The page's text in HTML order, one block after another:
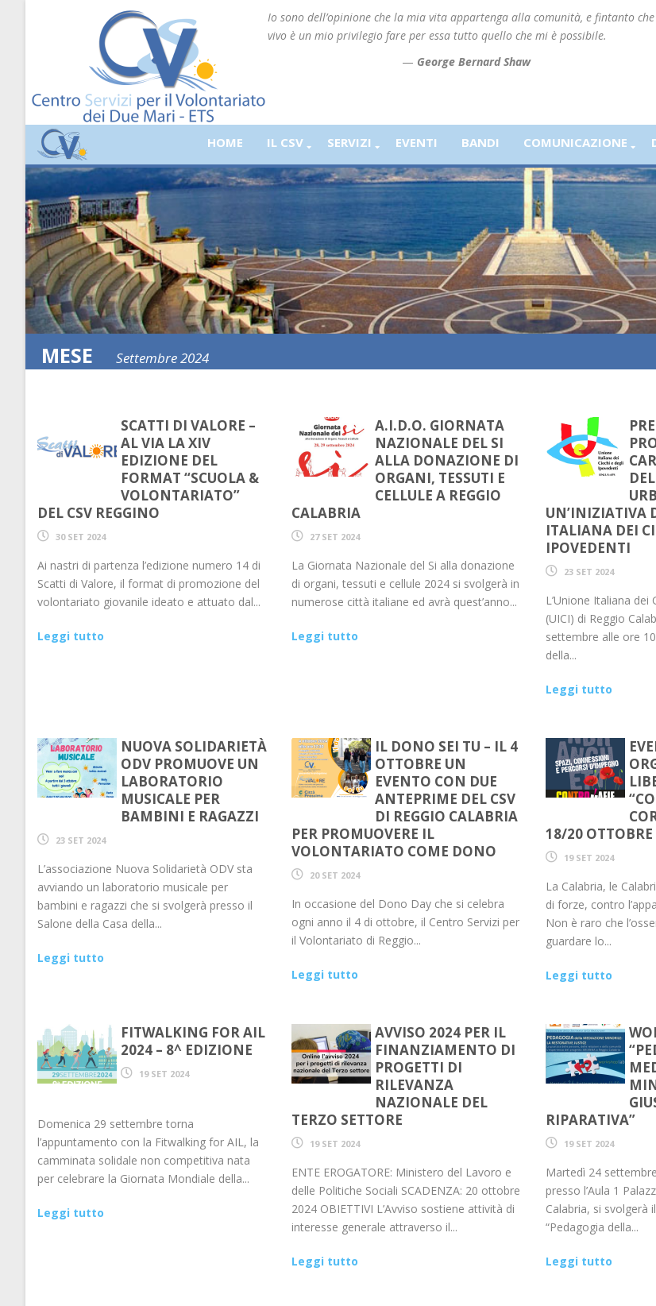
Io sono dell’opinione che la mia vita appartenga alla comunità, e fintanto che
vivo è un mio privilegio fare per essa tutto quello che mi è possibile.
— George Bernard Shaw
HOME IL CSV SERVIZI EVENTI BANDI COMUNICAZIONE
MESE Settembre 2024
SCATTI DI VALORE –
AL VIA LA XIV
EDIZIONE DEL
FORMAT “SCUOLA &
VOLONTARIATO”
DEL CSV REGGINO
30 SET 2024
Ai nastri di partenza l’edizione numero 14 di
Scatti di Valore, il format di promozione del
volontariato giovanile ideato e attuato dal...
Leggi tutto
A.I.D.O. GIORNATA
NAZIONALE DEL SI
ALLA DONAZIONE DI
ORGANI, TESSUTI E
CELLULE A REGGIO
CALABRIA
27 SET 2024
La Giornata Nazionale del Si alla donazione
di organi, tessuti e cellule 2024 si svolgerà in
numerose città italiane ed avrà quest’anno...
Leggi tutto
UN’INIZIATIVA
ITALIANA DEI
IPOVEDENTI
23 SET 2024
L’Unione Italiana
(UICI) di Reggio
settembre alle ore
della...
Leggi tutto
NUOVA SOLIDARIETÀ
ODV PROMUOVE UN
LABORATORIO
MUSICALE PER
BAMBINI E RAGAZZI
23 SET 2024
L’associazione Nuova Solidarietà ODV sta
avviando un laboratorio musicale per
bambini e ragazzi che si svolgerà presso il
Salone della Casa della...
Leggi tutto
IL DONO SEI TU – IL 4
OTTOBRE UN
EVENTO CON DUE
ANTEPRIME DEL CSV
DI REGGIO CALABRIA
PER PROMUOVERE IL
VOLONTARIATO COME DONO
20 SET 2024
In occasione del Dono Day che si celebra
ogni anno il 4 di ottobre, il Centro Servizi per
il Volontariato di Reggio...
Leggi tutto
18/20
19 SET 2024
La Calabria, le
di forze, contro
Non è raro che
guardare lo...
Leggi tutto
FITWALKING FOR AIL
2024 – 8^ EDIZIONE
19 SET 2024
Domenica 29 settembre torna
l’appuntamento con la Fitwalking for AIL, la
camminata solidale non competitiva nata
per celebrare la Giornata Mondiale della...
Leggi tutto
AVVISO 2024 PER IL
FINANZIAMENTO DI
PROGETTI DI
RILEVANZA
NAZIONALE DEL
TERZO SETTORE
19 SET 2024
ENTE EROGATORE: Ministero del Lavoro e
delle Politiche Sociali SCADENZA: 20 ottobre
2024 OBIETTIVI L’Avviso sostiene attività di
interesse generale attraverso il...
Leggi tutto
RIPARATIVA”
19 SET 2024
Martedì 24
presso l’Aula 1
Calabria, si svolgerà
“Pedagogia della...
Leggi tutto